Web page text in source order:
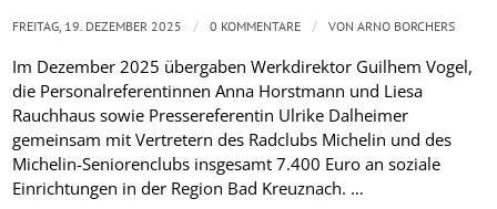
Im Dezember 2025 übergaben Werkdirektor Guilhem Vogel,
die Personalreferentinnen Anna Horstmann und Liesa
Rauchhaus sowie Pressereferentin Ulrike Dalheimer
gemeinsam mit Vertretern des Radclubs Michelin und des
Michelin-Seniorenclubs insgesamt 7.400 Euro an soziale
Einrichtungen in der Region Bad Kreuznach. …
FREITAG, 19. DEZEMBER 2025 / 0 KOMMENTARE / VONARNO BORCHERS